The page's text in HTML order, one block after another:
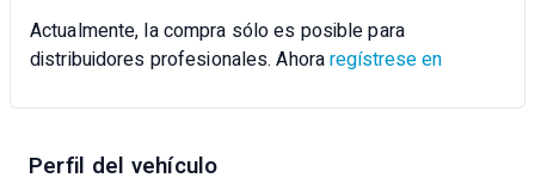
Actualmente, la compra sólo es posible para
distribuidores profesionales. Ahoraregístrese en
Perfil del vehículo